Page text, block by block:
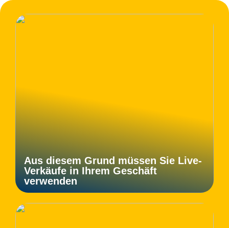
Aus diesem Grund müssen Sie Live-
Verkäufe in Ihrem Geschäft
verwenden